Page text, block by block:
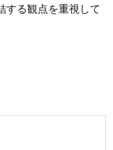
する観点を重視して